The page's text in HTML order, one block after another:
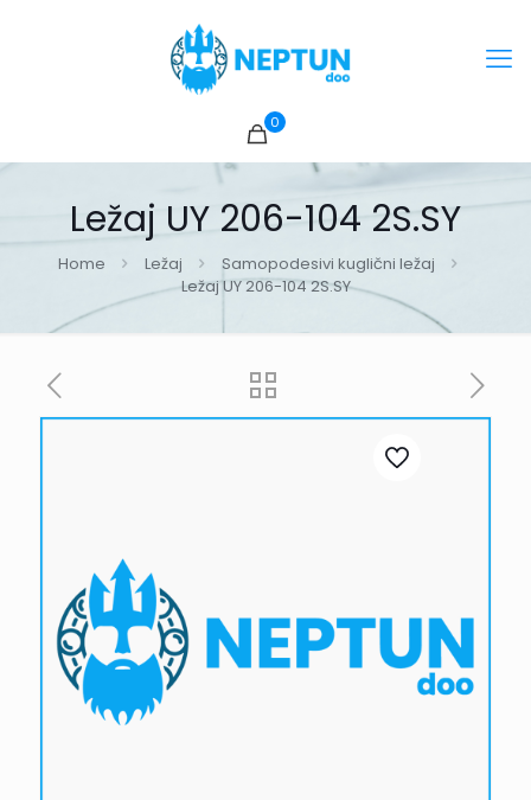
0
Ležaj UY 206-104 2S.SY
Home Ležaj
Samopodesivi kuglični ležaj
Ležaj UY 206-104 2S.SY